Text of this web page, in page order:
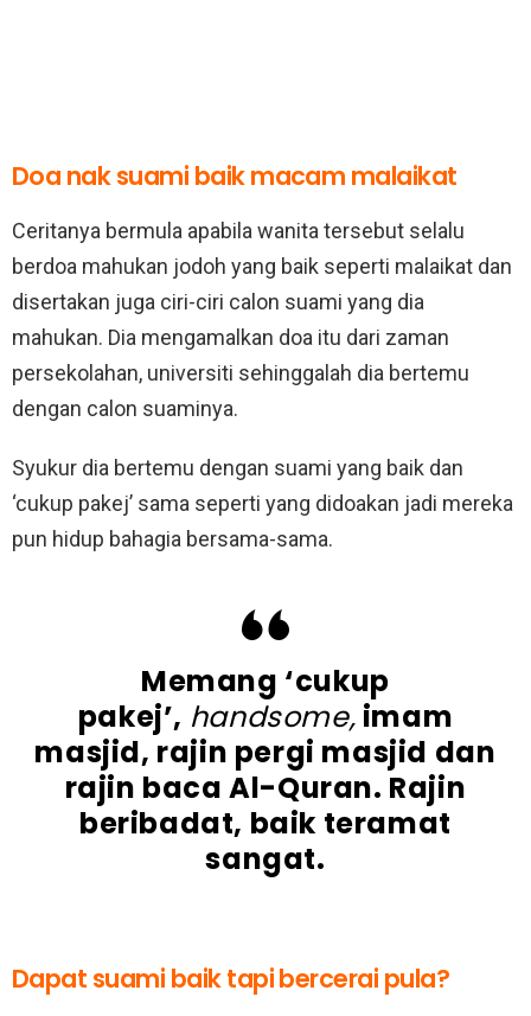
Doa nak suami baik macam malaikat
Ceritanya bermula apabila wanita tersebut selalu
berdoa mahukan jodoh yang baik seperti malaikat dan
disertakan juga ciri-ciri calon suami yang dia
mahukan. Dia mengamalkan doa itu dari zaman
persekolahan, universiti sehinggalah dia bertemu
dengan calon suaminya.
Syukur dia bertemu dengan suami yang baik dan
‘cukup pakej’ sama seperti yang didoakan jadi mereka
pun hidup bahagia bersama-sama.
Memang ‘cukup
pakej’, handsome, imam
masjid, rajin pergi masjid dan
rajin baca Al-Quran. Rajin
beribadat, baik teramat
sangat.
Dapat suami baik tapi bercerai pula?